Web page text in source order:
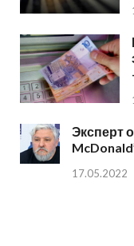
Эксперт
17.05.2022